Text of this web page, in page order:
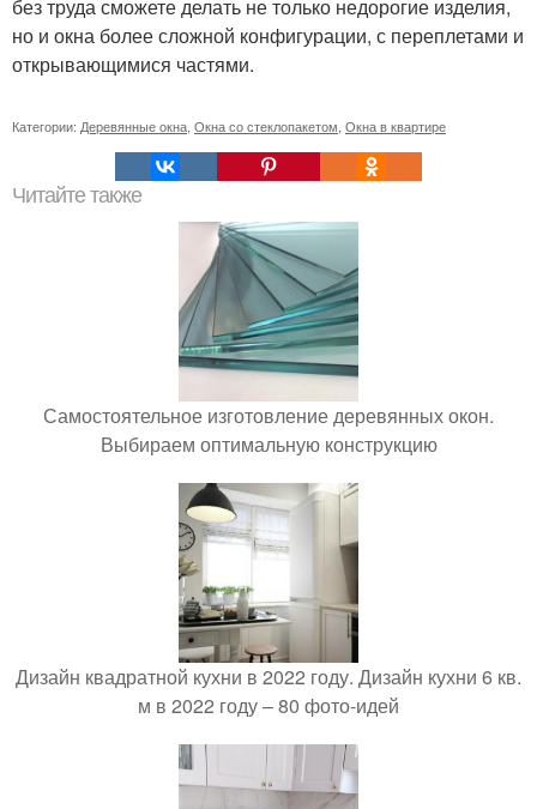
без труда сможете делать не только недорогие изделия,
но и окна более сложной конфигурации, с переплетами и
открывающимися частями.
Категории: Деревянные окна Окна со стеклопакетом Окна в квартире
Читайте также
Самостоятельное изготовление деревянных окон.
Выбираем оптимальную конструкцию
Дизайн квадратной кухни в 2022 году. Дизайн кухни 6 кв.
м в 2022 году – 80 фото-идей